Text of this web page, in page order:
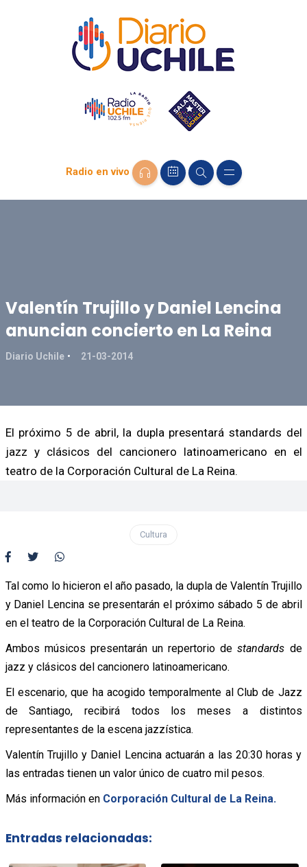
Radio en vivo
Valentín Trujillo y Daniel Lencina
anuncian concierto en La Reina
Diario Uchile 21-03-2014
El próximo 5 de abril, la dupla presentará standards del
jazz y clásicos del cancionero latinoamericano en el
teatro de la Corporación Cultural de La Reina.
Cultura
Tal como lo hicieron el año pasado, la dupla de Valentín Trujillo
y Daniel Lencina se presentarán el próximo sábado 5 de abril
en el teatro de la Corporación Cultural de La Reina.
Ambos músicos presentarán un repertorio destandards de
jazz y clásicos del cancionero latinoamericano.
El escenario, que ha acogido temporalmente al Club de Jazz
de Santiago, recibirá todos los meses a distintos
representantes de la escena jazzística.
Valentín Trujillo y Daniel Lencina actuarán a las 20:30 horas y
las entradas tienen un valor único de cuatro mil pesos.
Más información en Corporación Cultural de La Reina.
Entradas relacionadas: